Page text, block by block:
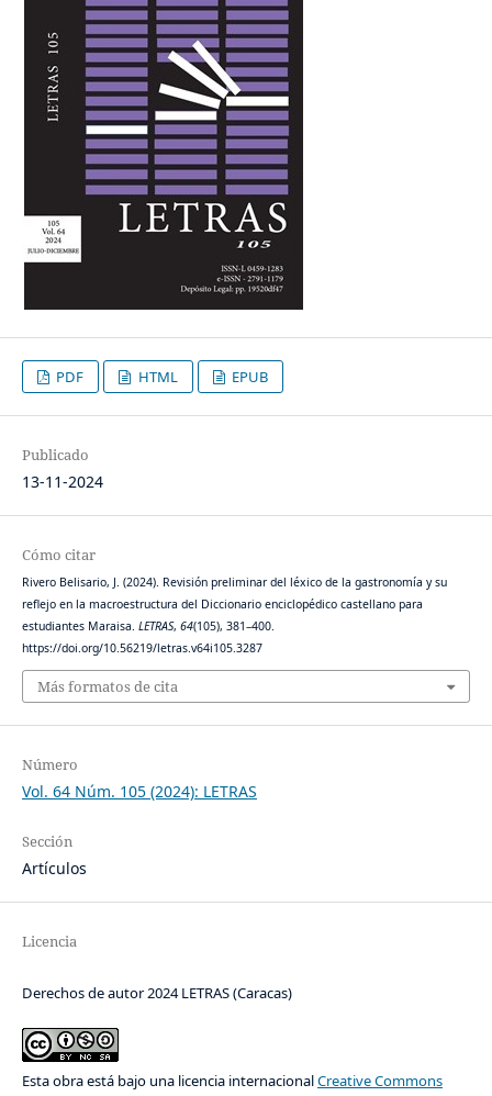
PDF HTML EPUB
Publicado
13-11-2024
Cómo citar
Rivero Belisario, J. (2024). Revisión preliminar del léxico de la gastronomía y su
reflejo en la macroestructura del Diccionario enciclopédico castellano para
estudiantes Maraisa. LETRAS, 64(105), 381–400.
https://doi.org/10.56219/letras.v64i105.3287
Más formatos de cita
Número
Vol. 64 Núm. 105 (2024): LETRAS
Sección
Artículos
Licencia
Derechos de autor 2024 LETRAS (Caracas)
Esta obra está bajo una licencia internacionalCreative Commons